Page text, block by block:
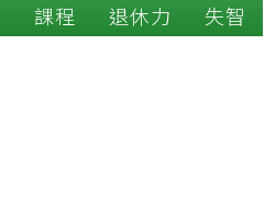
課程 退休力 失智